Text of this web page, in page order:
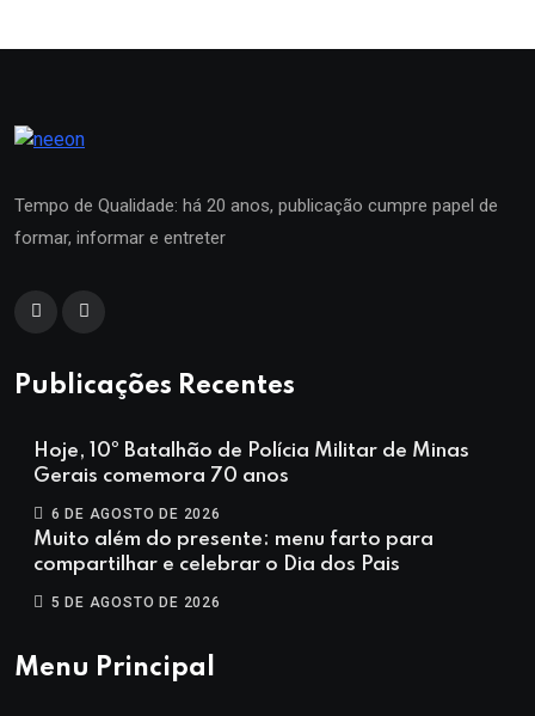
Tempo de Qualidade: há 20 anos, publicação cumpre papel de
formar, informar e entreter
Publicações Recentes
Hoje, 10º Batalhão de Polícia Militar de Minas
Gerais comemora 70 anos
6 DE AGOSTO DE 2026
Muito além do presente: menu farto para
compartilhar e celebrar o Dia dos Pais
5 DE AGOSTO DE 2026
Menu Principal